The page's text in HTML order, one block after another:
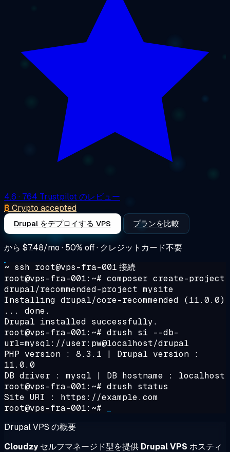
4.6 · 764 Trustpilot のレビュー
₿ Crypto accepted
Drupal をデプロイする VPS プランを比較
から $7.48/mo · 50% off · クレジットカード不要
~ ssh root@vps-fra-001 接続
root@vps-fra-001:~# composer create-project
drupal/recommended-project mysite
Installing drupal/core-recommended (11.0.0)
... done.
Drupal installed successfully.
root@vps-fra-001:~# drush si --db-
url=mysql://user:pw@localhost/drupal
PHP version : 8.3.1 | Drupal version :
11.0.0
DB driver : mysql | DB hostname : localhost
root@vps-fra-001:~# drush status
Site URI : https://example.com
root@vps-fra-001:~#
Drupal VPS の概要
Cloudzyセルフマネージド型を提供 Drupal VPS ホスティ